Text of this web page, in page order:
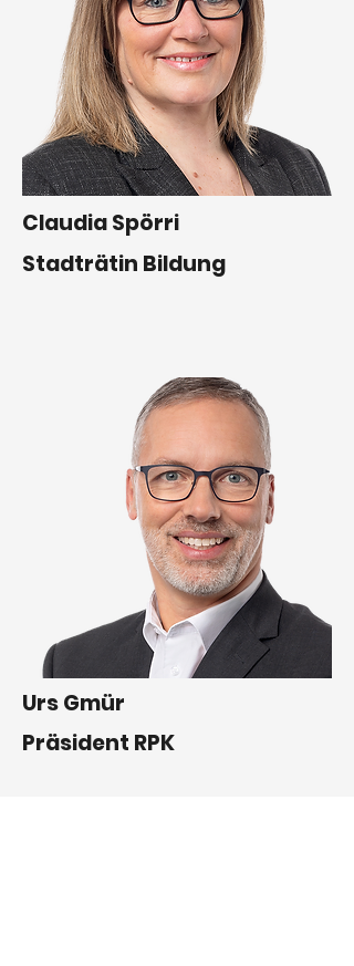
Claudia Spörri
Stadträtin Bildung
Urs Gmür
Präsident RPK